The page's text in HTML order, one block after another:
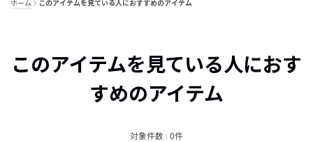
ホーム このアイテムを見ている人におすすめのアイテム
このアイテムを見ている人におす
すめのアイテム
対象件数 : 0件